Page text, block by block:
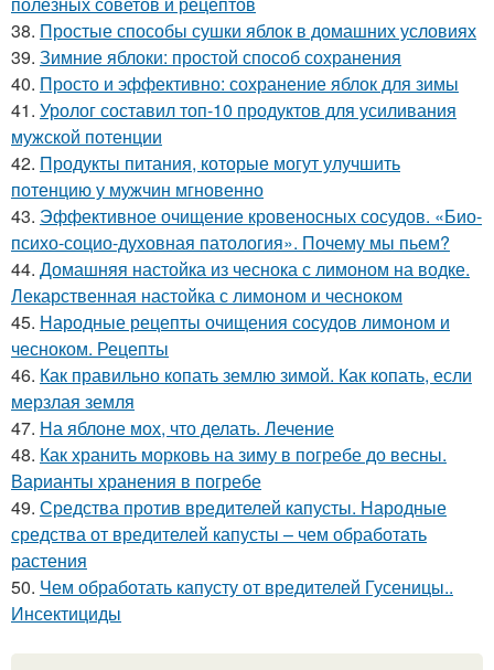
38. Простые способы сушки яблок в домашних условиях
39. Зимние яблоки: простой способ сохранения
40. Просто и эффективно: сохранение яблок для зимы
41. Уролог составил топ-10 продуктов для усиливания
мужской потенции
42. Продукты питания, которые могут улучшить
потенцию у мужчин мгновенно
43. Эффективное очищение кровеносных сосудов. «Био-
психо-социо-духовная патология». Почему мы пьем?
44. Домашняя настойка из чеснока с лимоном на водке.
Лекарственная настойка с лимоном и чесноком
45. Народные рецепты очищения сосудов лимоном и
чесноком. Рецепты
46. Как правильно копать землю зимой. Как копать, если
мерзлая земля
47. На яблоне мох, что делать. Лечение
48. Как хранить морковь на зиму в погребе до весны.
Варианты хранения в погребе
49. Средства против вредителей капусты. Народные
средства от вредителей капусты – чем обработать
растения
50. Чем обработать капусту от вредителей Гусеницы..
Инсектициды